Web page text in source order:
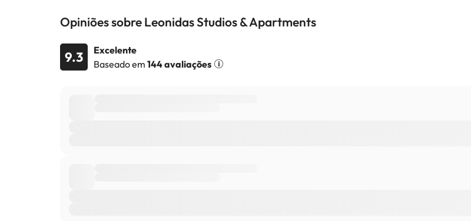
Opiniões sobre Leonidas Studios & Apartments
9.3
Excelente
Baseado em 144 avaliações